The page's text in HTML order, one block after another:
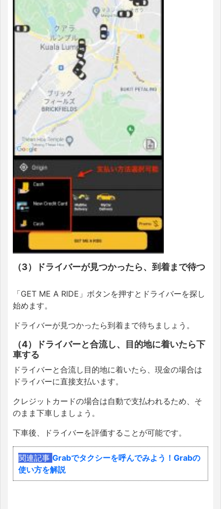
（3）ドライバーが見つかったら、到着まで待つ
「GET ME A RIDE」ボタンを押すとドライバーを探し
始めます。
ドライバーが見つかったら到着まで待ちましょう。
（4）ドライバーと合流し、目的地に着いたら下
車する
ドライバーと合流し目的地に着いたら、現金の場合は
ドライバーに直接支払います。
クレジットカードの場合は自動で支払われるため、そ
のまま下車しましょう。
下車後、ドライバーを評価することが可能です。
関連記事 Grabでタクシーを呼んでみよう！Grabの
使い方を解説